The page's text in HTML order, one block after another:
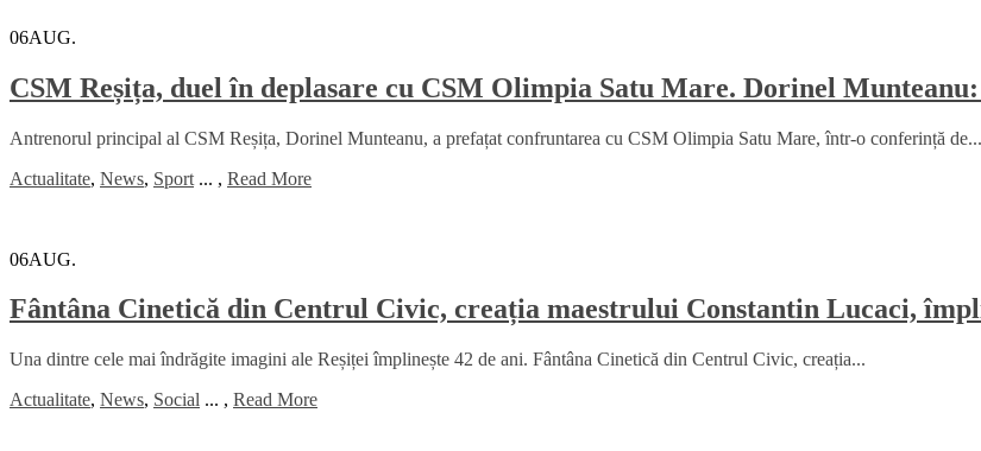
06AUG.
CSM Reșița, duel în deplasare cu CSM Olimpia Satu Mare. Dorinel
Antrenorul principal al CSM Reșița, Dorinel Munteanu, a prefațat confruntarea cu CSM Olimpia Satu Mare, într-o conferință de...
Actualitate, News, Sport ... , Read More
06AUG.
Fântâna Cinetică din Centrul Civic, creația maestrului Constantin Lucaci,
Una dintre cele mai îndrăgite imagini ale Reșiței împlinește 42 de ani. Fântâna Cinetică din Centrul Civic, creația...
Actualitate, News, Social ... , Read More